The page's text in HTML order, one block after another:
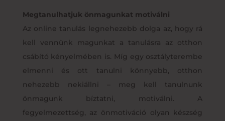
Megtanulhatjuk önmagunkat motiválni
Az online tanulás legnehezebb dolga az, hogy rá
kell vennünk magunkat a tanulásra az otthon
csábító kényelmében is. Míg egy osztályterembe
elmenni és ott tanulni könnyebb, otthon
nehezebb nekiállni – meg kell tanulnunk
önmagunk bíztatni, motiválni. A
fegyelmezettség, az önmotiváció olyan készség